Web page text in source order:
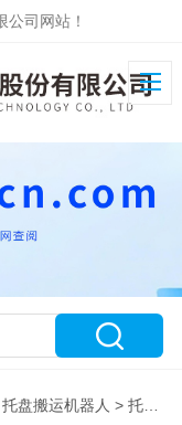
司网站！
托盘搬运机器人 > 托盘搬运机器人